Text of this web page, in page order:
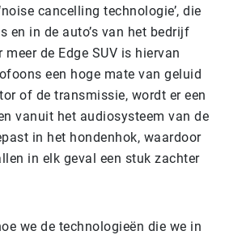
cancelling technologie’, die
en in de auto’s van het bedrijf
de Edge SUV is hiervan
een hoge mate van geluid
of de transmissie, wordt er een
vanuit het audiosysteem van de
in het hondenhok, waardoor
in elk geval een stuk zachter
we de technologieën die we in